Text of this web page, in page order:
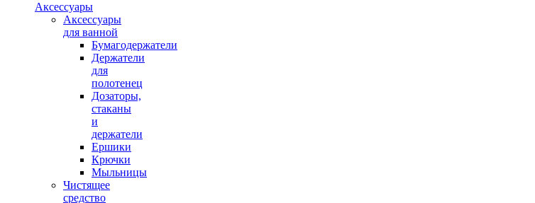
Аксессуары
Аксессуары
для ванной
Бумагодержатели
Держатели
для
полотенец
Дозаторы,
стаканы
и
держатели
Ершики
Крючки
Мыльницы
Чистящее
средство